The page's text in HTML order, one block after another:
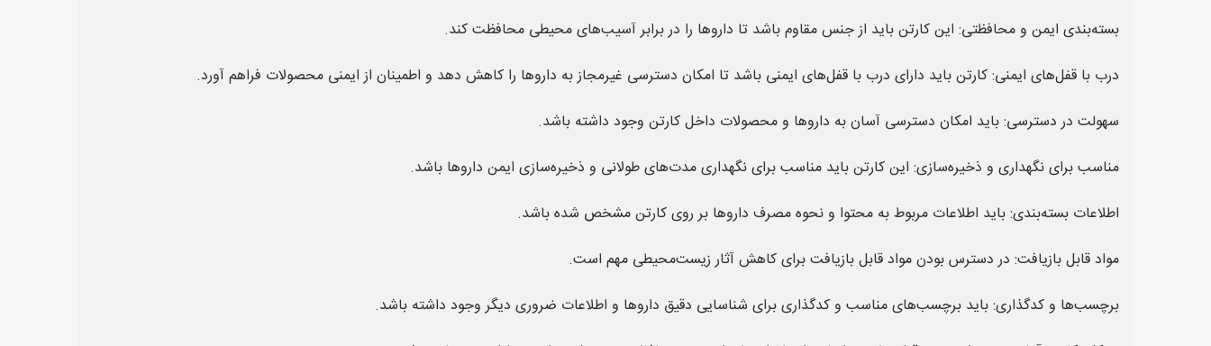
بسته‌بندی ایمن و محافظتی: این کارتن باید از جنس مقاوم باشد تا داروها را در برابر آسیب‌های محیطی محافظت کند.
درب با قفل‌های ایمنی: کارتن باید دارای درب با قفل‌های ایمنی باشد تا امکان دسترسی غیرمجاز به داروها را کاهش دهد و اطمینان از ایمنی محصولات فراهم آورد.
سهولت در دسترسی: باید امکان دسترسی آسان به داروها و محصولات داخل کارتن وجود داشته باشد.
مناسب برای نگهداری و ذخیره‌سازی: این کارتن باید مناسب برای نگهداری مدت‌های طولانی و ذخیره‌سازی ایمن داروها باشد.
اطلاعات بسته‌بندی: باید اطلاعات مربوط به محتوا و نحوه مصرف داروها بر روی کارتن مشخص شده باشد.
مواد قابل بازیافت: در دسترس بودن مواد قابل بازیافت برای کاهش آثار زیست‌محیطی مهم است.
برچسب‌ها و کدگذاری: باید برچسب‌های مناسب و کدگذاری برای شناسایی دقیق داروها و اطلاعات ضروری دیگر وجود داشته باشد.